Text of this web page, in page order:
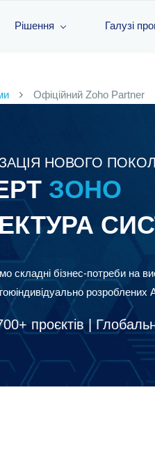
Рішення Галузі
Офіційний Zoho Partner
НОВОГО
ЗOHO
складні бізнес-потреби на
індивідуально розроблених
проєктів |